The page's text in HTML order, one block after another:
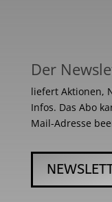
Der
liefert Aktionen,
Infos. Das Abo
Mail-Adresse